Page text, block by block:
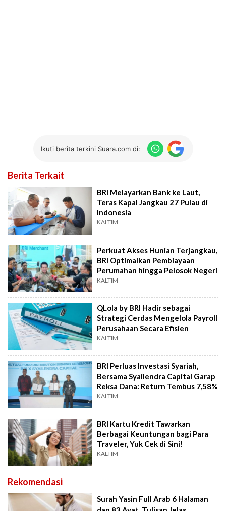
Ikuti berita terkini Suara.com di:
Berita Terkait
BRI Melayarkan Bank ke Laut,
Teras Kapal Jangkau 27 Pulau di
Indonesia
KALTIM
Perkuat Akses Hunian Terjangkau,
BRI Optimalkan Pembiayaan
Perumahan hingga Pelosok Negeri
KALTIM
QLola by BRI Hadir sebagai
Strategi Cerdas Mengelola Payroll
Perusahaan Secara Efisien
KALTIM
BRI Perluas Investasi Syariah,
Bersama Syailendra Capital Garap
Reksa Dana: Return Tembus 7,58%
KALTIM
BRI Kartu Kredit Tawarkan
Berbagai Keuntungan bagi Para
Traveler, Yuk Cek di Sini!
KALTIM
Rekomendasi
Surah Yasin Full Arab 6 Halaman